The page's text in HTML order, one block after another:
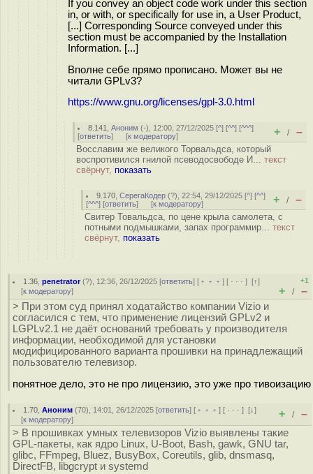
If you convey an object code work under this section
in, or with, or specifically for use in, a User Product,
[...] Corresponding Source conveyed under this
section must be accompanied by the Installation
Information. [...]
Вполне себе прямо прописано. Может вы не
читали GPLv3?
https://www.gnu.org/licenses/gpl-3.0.html
8.141 ,Аноним (-), 12:00, 27/12/2025 [^] [^^] [^^^]
[ответить] [к модератору] + / –
Восславим же великого Торвальдса, который
воспротивился гнилой псеводосвободе И... текст
свёрнут, показать
9.170 ,СерегаКодер (?), 22:54, 29/12/2025 [^] [^^]
[^^^] [ответить] [к модератору] + / –
Свитер Товальдса, по цене крыла самолета, с
потными подмышками, запах программир... текст
свёрнут, показать
1.36 ,penetrator(?), 12:36, 26/12/2025 [ответить] [ ﹢﹢﹢] [ · · ·][↑]
[к модератору]
+1
+ / –
> При этом суд принял ходатайство компании Vizio и
согласился с тем, что применение лицензий GPLv2 и
LGPLv2.1 не даёт оснований требовать у производителя
информации, необходимой для установки
модифицированного варианта прошивки на принадлежащий
пользователю телевизор.
понятное дело, это не про лицензию, это уже про тивоизацию
1.70 ,Аноним (70), 14:01, 26/12/2025 [ответить] [ ﹢﹢﹢] [ · · ·][↓]
[к модератору] + / –
> В прошивках умных телевизоров Vizio выявлены такие
GPL-пакеты, как ядро Linux, U-Boot, Bash, gawk, GNU tar,
glibc, FFmpeg, Bluez, BusyBox, Coreutils, glib, dnsmasq,
DirectFB, libgcrypt и systemd